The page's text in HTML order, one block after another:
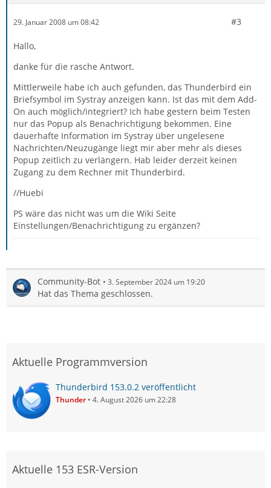
29. Januar 2008 um 08:42 #3
Hallo,
danke für die rasche Antwort.
Mittlerweile habe ich auch gefunden, das Thunderbird ein
Briefsymbol im Systray anzeigen kann. Ist das mit dem Add-
On auch möglich/integriert? Ich habe gestern beim Testen
nur das Popup als Benachrichtigung bekommen. Eine
dauerhafte Information im Systray über ungelesene
Nachrichten/Neuzugänge liegt mir aber mehr als dieses
Popup zeitlich zu verlängern. Hab leider derzeit keinen
Zugang zu dem Rechner mit Thunderbird.
//Huebi
PS wäre das nicht was um die Wiki Seite
Einstellungen/Benachrichtigung zu ergänzen?
Community-Bot 3. September 2024 um 19:20
Hat das Thema geschlossen.
Aktuelle Programmversion
Thunderbird 153.0.2 veröffentlicht
Thunder 4. August 2026 um 22:28
Aktuelle 153 ESR-Version